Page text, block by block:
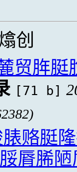
创
贸脌脡
[71 b]
赂脡
脣脪